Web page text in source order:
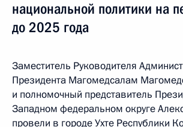
национальной политики на
до 2025 года
Заместитель Руководителя
Президента Магомедсалам
и полномочный представитель
Западном федеральном округе
провели в городе Ухте Республики